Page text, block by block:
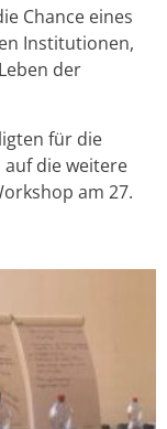
Chance eines
Institutionen,
der
für die
die weitere
am 27.